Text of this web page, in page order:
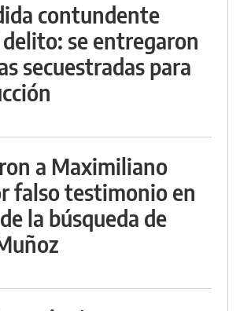
contundente
se entregaron
secuestradas para
a Maximiliano
falso testimonio en
la búsqueda de